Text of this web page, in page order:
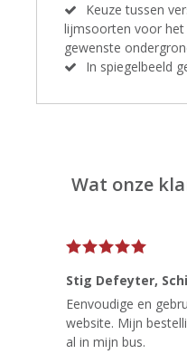
Keuze tussen
lijmsoorten voor het
gewenste
In spiegelbeeld
Wat onze
Stig Defeyter,
Eenvoudige en
website. Mijn
al in mijn bus.